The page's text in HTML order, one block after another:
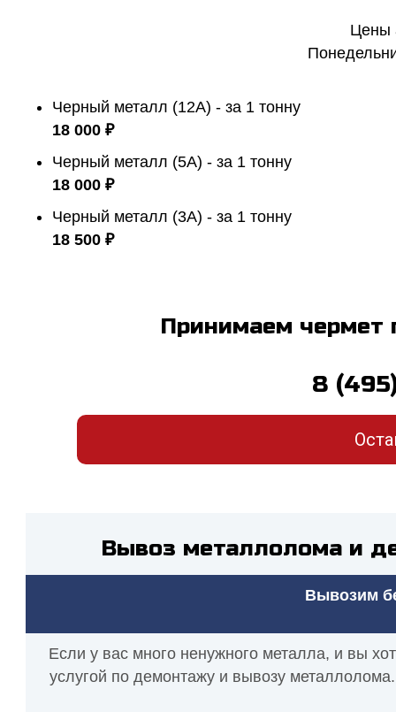
Цены
Черный металл (12А) - за 1 тонну
18 000 ₽
Черный металл (5А) - за 1 тонну
18 000 ₽
Черный металл (3А) - за 1 тонну
18 500 ₽
Принимаем чермет
8
Вывоз металлолома и
Вывозим
Если у вас много ненужного металла, и вы
услугой по демонтажу и вывозу